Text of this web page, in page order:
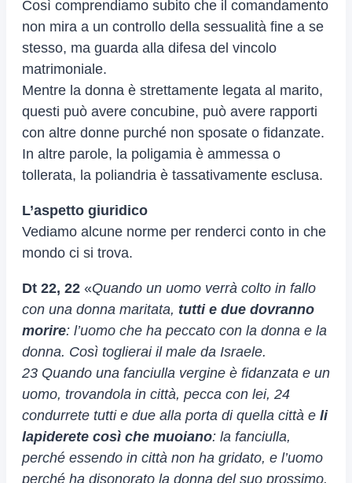
Così comprendiamo subito che il comandamento
non mira a un controllo della sessualità fine a se
stesso, ma guarda alla difesa del vincolo
matrimoniale.
Mentre la donna è strettamente legata al marito,
questi può avere concubine, può avere rapporti
con altre donne purché non sposate o fidanzate.
In altre parole, la poligamia è ammessa o
tollerata, la poliandria è tassativamente esclusa.
L’aspetto giuridico
Vediamo alcune norme per renderci conto in che
mondo ci si trova.
Dt 22, 22 «Quando un uomo verrà colto in fallo
con una donna maritata, tutti e due dovranno
morire: l’uomo che ha peccato con la donna e la
donna. Così toglierai il male da Israele.
23 Quando una fanciulla vergine è fidanzata e un
uomo, trovandola in città, pecca con lei, 24
condurrete tutti e due alla porta di quella città e li
lapiderete così che muoiano: la fanciulla,
perché essendo in città non ha gridato, e l’uomo
perché ha disonorato la donna del suo prossimo.